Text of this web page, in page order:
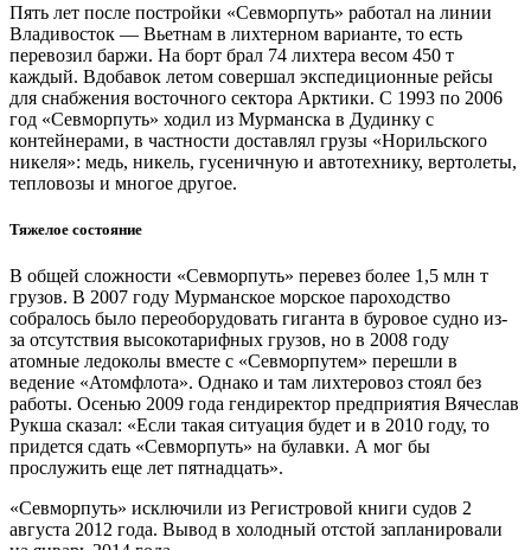
Пять лет после постройки «Севморпуть» работал на линии
Владивосток — Вьетнам в лихтерном варианте, то есть
перевозил баржи. На борт брал 74 лихтера весом 450 т
каждый. Вдобавок летом совершал экспедиционные рейсы
для снабжения восточного сектора Арктики. С 1993 по 2006
год «Севморпуть» ходил из Мурманска в Дудинку с
контейнерами, в частности доставлял грузы «Норильского
никеля»: медь, никель, гусеничную и автотехнику, вертолеты,
тепловозы и многое другое.
Тяжелое состояние
В общей сложности «Севморпуть» перевез более 1,5 млн т
грузов. В 2007 году Мурманское морское пароходство
собралось было переоборудовать гиганта в буровое судно из-
за отсутствия высокотарифных грузов, но в 2008 году
атомные ледоколы вместе с «Севморпутем» перешли в
ведение «Атомфлота». Однако и там лихтеровоз стоял без
работы. Осенью 2009 года гендиректор предприятия Вячеслав
Рукша сказал: «Если такая ситуация будет и в 2010 году, то
придется сдать «Севморпуть» на булавки. А мог бы
прослужить еще лет пятнадцать».
«Севморпуть» исключили из Регистровой книги судов 2
августа 2012 года. Вывод в холодный отстой запланировали